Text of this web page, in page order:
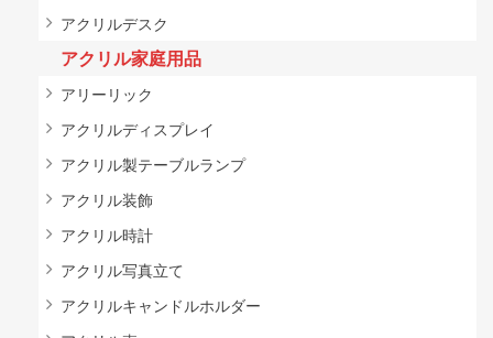
アクリルデスク
アクリル家庭用品
アリーリック
アクリルディスプレイ
アクリル製テーブルランプ
アクリル装飾
アクリル時計
アクリル写真立て
アクリルキャンドルホルダー